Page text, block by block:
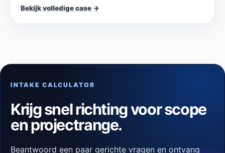
Bekijk volledige case →
INTAKE CALCULATOR
Krijg snel richting voor scope
en projectrange.
Beantwoord een paar gerichte vragen en ontvang